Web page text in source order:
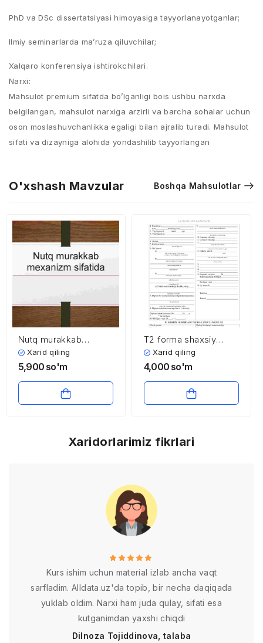
PhD va DSc dissertatsiyasi himoyasiga tayyorlanayotganlar;
Ilmiy seminarlarda ma’ruza qiluvchilar;
Xalqaro konferensiya ishtirokchilari.
Narxi:
Mahsulot premium sifatda bo’lganligi bois ushbu narxda
belgilangan, mahsulot narxiga arzirli va barcha sohalar uchun
oson moslashuvchanlikka egaligi bilan ajralib turadi. Mahsulot
sifati va dizayniga alohida yondashilib tayyorlangan
O'xshash Mavzular Boshqa Mahsulotlar
Nutq murakkab
mexanizm sifatida
Xarid qiling
5,900 so'm
T2 forma shaxsiy
varaqa kartasi namuna
blankasi
Xarid qiling
4,000 so'm
Xaridorlarimiz fikrlari
Kurs ishim uchun material izlab ancha vaqt
sarfladim. Alldata.uz'da topib, bir necha daqiqada
yuklab oldim. Narxi ham juda qulay, sifati esa
kutganimdan yaxshi chiqdi
Dilnoza Tojiddinova, talaba